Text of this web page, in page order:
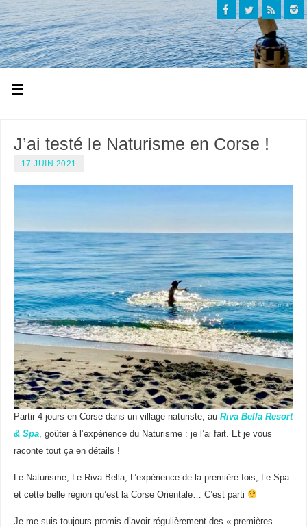
J’ai testé le Naturisme en Corse !
17 JUIN 2021
Partir 4 jours en Corse dans un village naturiste, au Riva Bella Resort
& Spa, goûter à l’expérience du Naturisme : je l’ai fait. Et je vous
raconte tout ça en détails !
Le Naturisme, Le Riva Bella, L’expérience de la première fois, Le Spa
et cette belle région qu’est la Corse Orientale… C’est parti
Je me suis toujours promis d’avoir régulièrement des « premières